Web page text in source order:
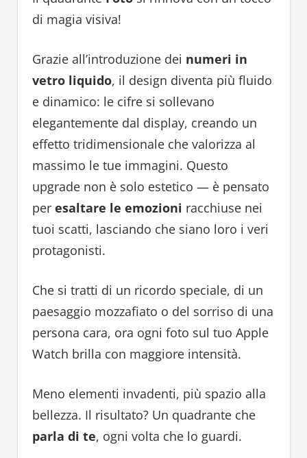
di magia visiva!
Grazie all’introduzione dei numeri in
vetro liquido, il design diventa più fluido
e dinamico: le cifre si sollevano
elegantemente dal display, creando un
effetto tridimensionale che valorizza al
massimo le tue immagini. Questo
upgrade non è solo estetico — è pensato
per esaltare le emozioni racchiuse nei
tuoi scatti, lasciando che siano loro i veri
protagonisti.
Che si tratti di un ricordo speciale, di un
paesaggio mozzafiato o del sorriso di una
persona cara, ora ogni foto sul tuo Apple
Watch brilla con maggiore intensità.
Meno elementi invadenti, più spazio alla
bellezza. Il risultato? Un quadrante che
parla di te, ogni volta che lo guardi.